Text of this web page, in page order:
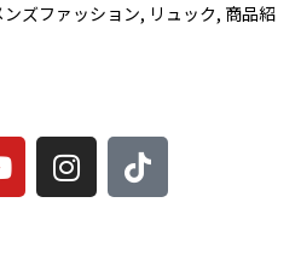
ンズファッション, リュック, 商品紹